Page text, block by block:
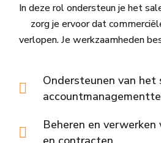
In deze rol ondersteun je het
zorg je ervoor dat
verlopen. Je werkzaamheden
Ondersteunen van het
Beheren en